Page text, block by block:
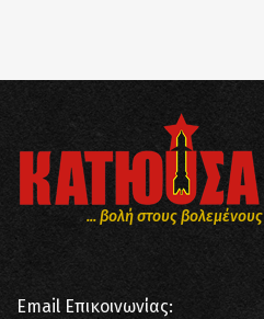
... βολή στους βολεμένους
Email Επικοινωνίας: